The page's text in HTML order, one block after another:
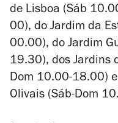
de Lisboa (Sáb
00), do Jardim da
00.00), do Jardim
19.30), dos Jardins
Dom 10.00-18.00)
Olivais (Sáb-Dom